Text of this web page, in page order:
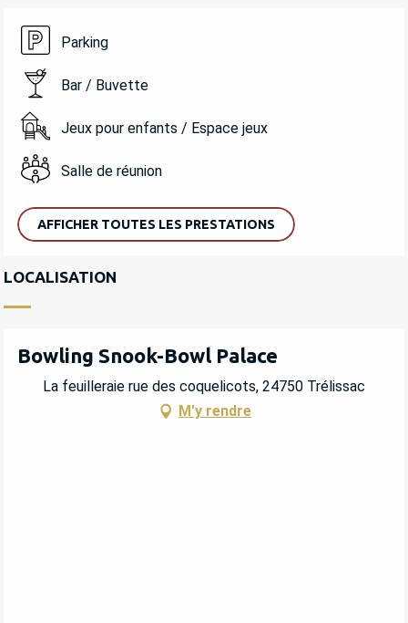
Parking
Bar / Buvette
Jeux pour enfants / Espace jeux
Salle de réunion
AFFICHER TOUTES LES PRESTATIONS
LOCALISATION
Bowling Snook-Bowl Palace
La feuilleraie rue des coquelicots, 24750 Trélissac
M'y rendre